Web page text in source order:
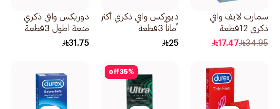
سمارت لايف واقي
ذكري 12قطعة
34.95
17.47
ديوركس واقي ذكري أكثر
أماناً 3قطعة
25
دوريكس واقي ذكري
متعة اطول 3قطعة
31.75
35%
off